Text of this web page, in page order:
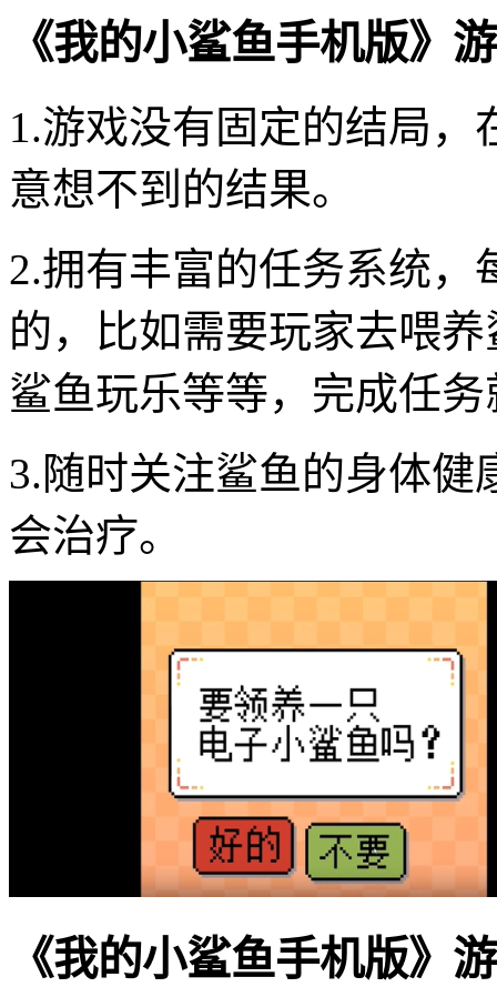
《我的小鲨鱼手机版》
1.游戏没有固定的结局
意想不到的结果。
2.拥有丰富的任务系统
的，比如需要玩家去喂
鲨鱼玩乐等等，完成任
3.随时关注鲨鱼的身体
会治疗。
《我的小鲨鱼手机版》